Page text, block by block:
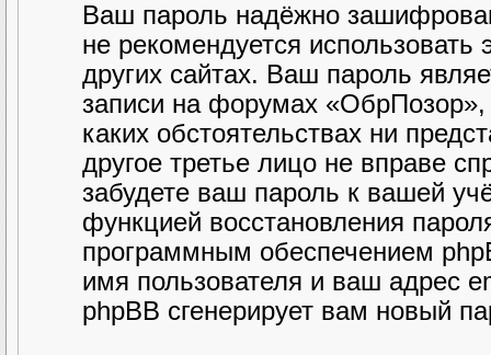
Ваш пароль надёжно
не рекомендуется
других сайтах. Ваш пароль
записи на форумах «ОбрПозор»,
каких обстоятельствах ни
другое третье лицо не вправе
забудете ваш пароль к вашей
функцией восстановления
программным обеспечением
имя пользователя и ваш адрес
phpBB сгенерирует вам новый